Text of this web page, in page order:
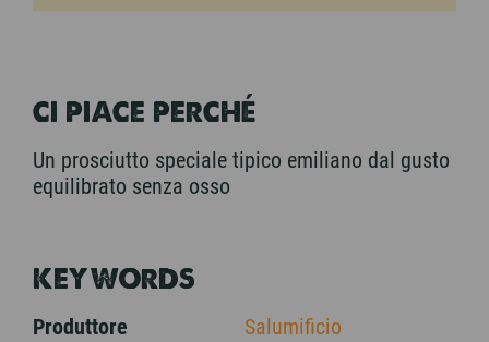
CI PIACE PERCHÉ
Un prosciutto speciale tipico emiliano dal gusto
equilibrato senza osso
KEYWORDS
Produttore
Salumificio